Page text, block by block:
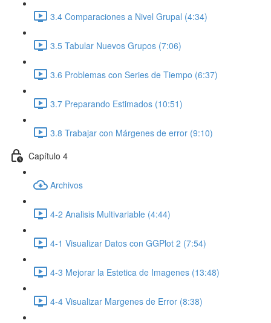
3.4 Comparaciones a Nivel Grupal (4:34)
3.5 Tabular Nuevos Grupos (7:06)
3.6 Problemas con Series de Tiempo (6:37)
3.7 Preparando Estimados (10:51)
3.8 Trabajar con Márgenes de error (9:10)
Capítulo 4
Archivos
4-2 Analisis Multivariable (4:44)
4-1 Visualizar Datos con GGPlot 2 (7:54)
4-3 Mejorar la Estetica de Imagenes (13:48)
4-4 Visualizar Margenes de Error (8:38)